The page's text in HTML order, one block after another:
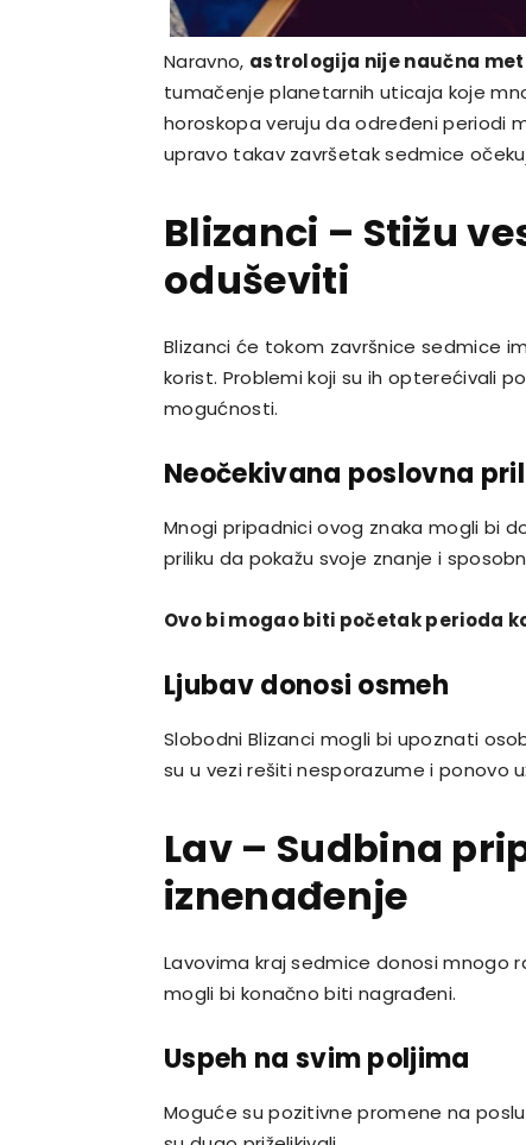
Naravno, astrologija nije naučna
tumačenje planetarnih uticaja koje
horoskopa veruju da određeni periodi
upravo takav završetak sedmice
Blizanci – Stižu
oduševiti
Blizanci će tokom završnice sedmice
korist. Problemi koji su ih opterećivali
mogućnosti.
Neočekivana poslovna
Mnogi pripadnici ovog znaka mogli bi
priliku da pokažu svoje znanje i
Ovo bi mogao biti početak perioda
Ljubav donosi osmeh
Slobodni Blizanci mogli bi upoznati
su u vezi rešiti nesporazume i ponovo
Lav – Sudbina
iznenađenje
Lavovima kraj sedmice donosi mnogo
mogli bi konačno biti nagrađeni.
Uspeh na svim poljima
Moguće su pozitivne promene na